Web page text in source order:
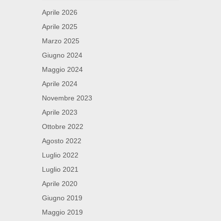
Aprile 2026
Aprile 2025
Marzo 2025
Giugno 2024
Maggio 2024
Aprile 2024
Novembre 2023
Aprile 2023
Ottobre 2022
Agosto 2022
Luglio 2022
Luglio 2021
Aprile 2020
Giugno 2019
Maggio 2019